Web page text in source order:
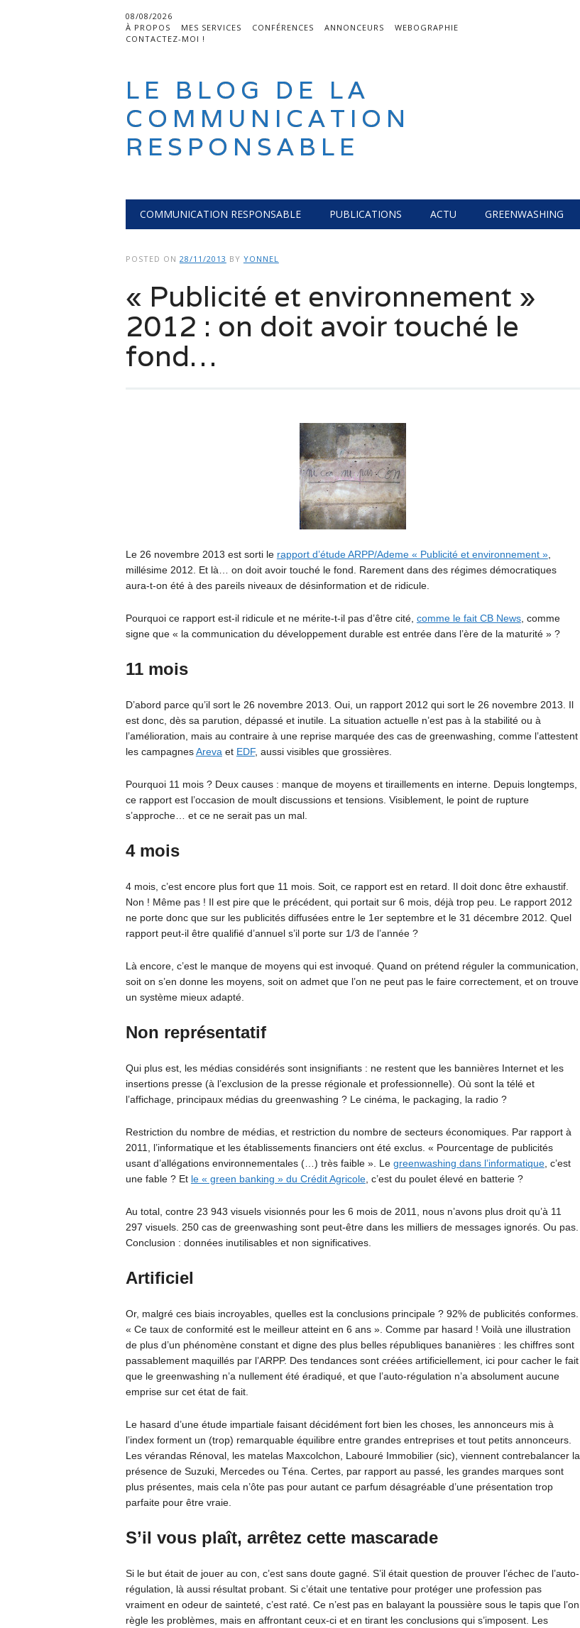
08/08/2026
À PROPOS
MES SERVICES CONFÉRENCES ANNONCEURS
WEBOGRAPHIE
CONTACTEZ-MOI !
LE BLOG DE LA
COMMUNICATION
RESPONSABLE
Main menu
COMMUNICATION RESPONSABLE PUBLICATIONS ACTU GREENWASHING
POSTED ON 28/11/2013 BY YONNEL
« Publicité et environnement »
2012 : on doit avoir touché le
fond…
Le 26 novembre 2013 est sorti le rapport d’étude ARPP/Ademe « Publicité et environnement »,
millésime 2012. Et là… on doit avoir touché le fond. Rarement dans des régimes démocratiques
aura-t-on été à des pareils niveaux de désinformation et de ridicule.
Pourquoi ce rapport est-il ridicule et ne mérite-t-il pas d’être cité, comme le fait CB News, comme
signe que « la communication du développement durable est entrée dans l’ère de la maturité » ?
11 mois
D’abord parce qu’il sort le 26 novembre 2013. Oui, un rapport 2012 qui sort le 26 novembre 2013. Il
est donc, dès sa parution, dépassé et inutile. La situation actuelle n’est pas à la stabilité ou à
l’amélioration, mais au contraire à une reprise marquée des cas de greenwashing, comme l’attestent
les campagnesAreva et EDF, aussi visibles que grossières.
Pourquoi 11 mois ? Deux causes : manque de moyens et tiraillements en interne. Depuis longtemps,
ce rapport est l’occasion de moult discussions et tensions. Visiblement, le point de rupture
s’approche… et ce ne serait pas un mal.
4 mois
4 mois, c’est encore plus fort que 11 mois. Soit, ce rapport est en retard. Il doit donc être exhaustif.
Non ! Même pas ! Il est pire que le précédent, qui portait sur 6 mois, déjà trop peu. Le rapport 2012
ne porte donc que sur les publicités diffusées entre le 1er septembre et le 31 décembre 2012. Quel
rapport peut-il être qualifié d’annuel s’il porte sur 1/3 de l’année ?
Là encore, c’est le manque de moyens qui est invoqué. Quand on prétend réguler la communication,
soit on s’en donne les moyens, soit on admet que l’on ne peut pas le faire correctement, et on trouve
un système mieux adapté.
Non représentatif
Qui plus est, les médias considérés sont insignifiants : ne restent que les bannières Internet et les
insertions presse (à l’exclusion de la presse régionale et professionnelle). Où sont la télé et
l’affichage, principaux médias du greenwashing ? Le cinéma, le packaging, la radio ?
Restriction du nombre de médias, et restriction du nombre de secteurs économiques. Par rapport à
2011, l’informatique et les établissements financiers ont été exclus. « Pourcentage de publicités
usant d’allégations environnementales (…) très faible ». Le greenwashing dans l’informatique, c’est
une fable ? Et le « green banking » du Crédit Agricole, c’est du poulet élevé en batterie ?
Au total, contre 23 943 visuels visionnés pour les 6 mois de 2011, nous n’avons plus droit qu’à 11
297 visuels. 250 cas de greenwashing sont peut-être dans les milliers de messages ignorés. Ou pas.
Conclusion : données inutilisables et non significatives.
Artificiel
Or, malgré ces biais incroyables, quelles est la conclusions principale ? 92% de publicités conformes.
« Ce taux de conformité est le meilleur atteint en 6 ans ». Comme par hasard ! Voilà une illustration
de plus d’un phénomène constant et digne des plus belles républiques bananières : les chiffres sont
passablement maquillés par l’ARPP. Des tendances sont créées artificiellement, ici pour cacher le fait
que le greenwashing n’a nullement été éradiqué, et que l’auto-régulation n’a absolument aucune
emprise sur cet état de fait.
Le hasard d’une étude impartiale faisant décidément fort bien les choses, les annonceurs mis à
l’index forment un (trop) remarquable équilibre entre grandes entreprises et tout petits annonceurs.
Les vérandas Rénoval, les matelas Maxcolchon, Labouré Immobilier (sic), viennent contrebalancer la
présence de Suzuki, Mercedes ou Téna. Certes, par rapport au passé, les grandes marques sont
plus présentes, mais cela n’ôte pas pour autant ce parfum désagréable d’une présentation trop
parfaite pour être vraie.
S’il vous plaît, arrêtez cette mascarade
Si le but était de jouer au con, c’est sans doute gagné. S’il était question de prouver l’échec de l’auto-
régulation, là aussi résultat probant. Si c’était une tentative pour protéger une profession pas
vraiment en odeur de sainteté, c’est raté. Ce n’est pas en balayant la poussière sous le tapis que l’on
règle les problèmes, mais en affrontant ceux-ci et en tirant les conclusions qui s’imposent. Les